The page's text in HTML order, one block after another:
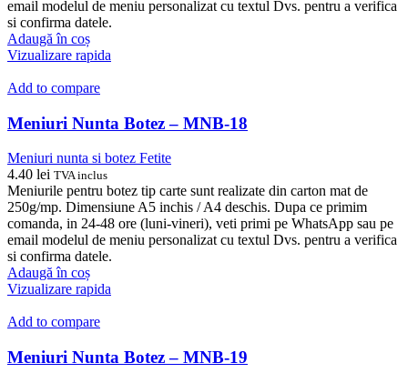
email modelul de meniu personalizat cu textul Dvs. pentru a verifica
si confirma datele.
Adaugă în coș
Vizualizare rapida
Add to compare
Meniuri Nunta Botez – MNB-18
Meniuri nunta si botez Fetite
4.40 lei TVA inclus
Meniurile pentru botez tip carte sunt realizate din carton mat de
250g/mp. Dimensiune A5 inchis / A4 deschis. Dupa ce primim
comanda, in 24-48 ore (luni-vineri), veti primi pe WhatsApp sau pe
email modelul de meniu personalizat cu textul Dvs. pentru a verifica
si confirma datele.
Adaugă în coș
Vizualizare rapida
Add to compare
Meniuri Nunta Botez – MNB-19